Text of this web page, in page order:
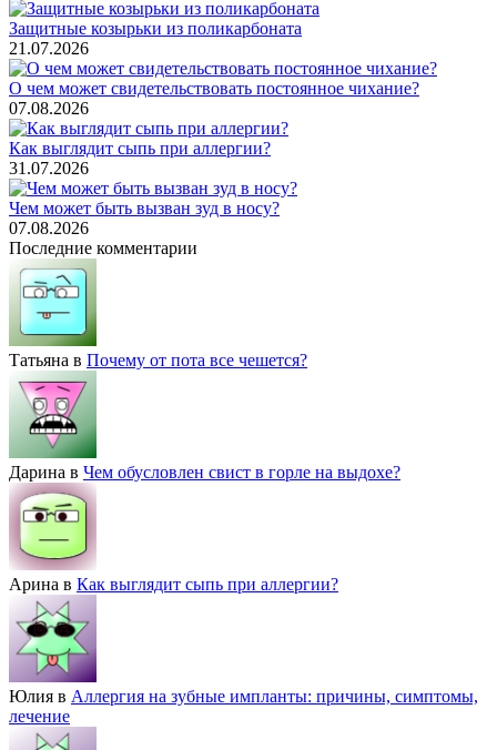
Защитные козырьки из поликарбоната
21.07.2026
О чем может свидетельствовать постоянное чихание?
07.08.2026
Как выглядит сыпь при аллергии?
31.07.2026
Чем может быть вызван зуд в носу?
07.08.2026
Последние комментарии
Татьяна в Почему от пота все чешется?
Дарина в Чем обусловлен свист в горле на выдохе?
Арина в Как выглядит сыпь при аллергии?
Юлия в Аллергия на зубные импланты: причины, симптомы,
лечение